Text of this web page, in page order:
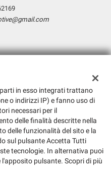
BNin esso integrati trattano
o indirizzi IP) e fanno uso di
necessari per il
delle finalità descritte nella
delle funzionalità del sito e la
sul pulsante Accetta Tutti
tecnologie. In alternativa puoi
pulsante. Scopri di più